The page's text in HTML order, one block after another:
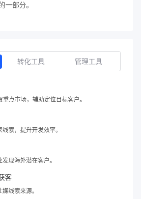
一部分。
转化工具 管理工具
点市场，辅助定位目标客户。
索，提升开发效率。
现海外潜在客户。
客
线索来源。